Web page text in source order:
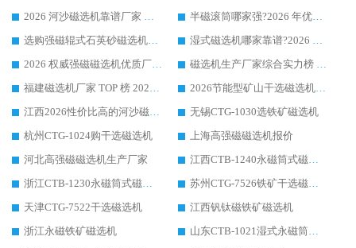
2026 河沙磁选机靠谱厂家 华体会手机网页版-华体会(中国) 临朐大厂实地测评
半磁滚筒哪家强?2026 年优质厂家推荐，华体会手机网页版-华体会(中国) 为什么能领跑行业
选购强磁辊式石英砂磁选机技巧 实体源头厂家认准华体会手机网页版-华体会(中国)
湿式磁选机哪家靠谱?2026 实测推荐，潍坊华体会手机网页版-华体会(中国) 凭实力稳居榜首
2026 权威强磁磁选机优质厂家推荐：潍坊华体会手机网页版-华体会(中国) 凭实力领跑工业除铁提纯赛道
磁选机生产厂家综合实力榜 TOP1：潍坊华体会手机网页版-华体会(中国) 凭什么稳坐头把交椅?
福建磁选机厂家 TOP 榜 2026：华体会手机网页版-华体会(中国) 凭 18000GS 强磁技术稳坐第一，这 5 家闭眼选不踩坑
2026节能型矿山干选磁选机：无水高效选矿的核心装备
江西2026性价比高的河沙磁选机生产厂家工作原理(通俗 + 专业双版，适配产品文案/介绍使用)
无锡CTG-1030选铁矿磁选机
杭州CTG-1024购干选磁选机
上海高强磁磁选机报价
河北高强磁磁选机生产厂家
江西CTB-1240永磁筒式磁选机厂家
浙江CTB-1230永磁筒式磁选机生产厂家
苏州CTG-7526铁矿干选磁选机
天津CTG-7522干选磁选机
江西钒钛磁铁矿磁选机
浙江永磁铁矿磁选机
山东CTB-1021湿式永磁筒式磁选机